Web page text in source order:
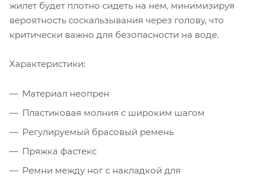
жилет будет плотно сидеть на нем, минимизируя
вероятность соскальзывания через голову, что
критически важно для безопасности на воде.
Характеристики:
Материал неопрен
Пластиковая молния с широким шагом
Регулируемый брасовый ремень
Пряжка фастекс
Ремни между ног с накладкой для